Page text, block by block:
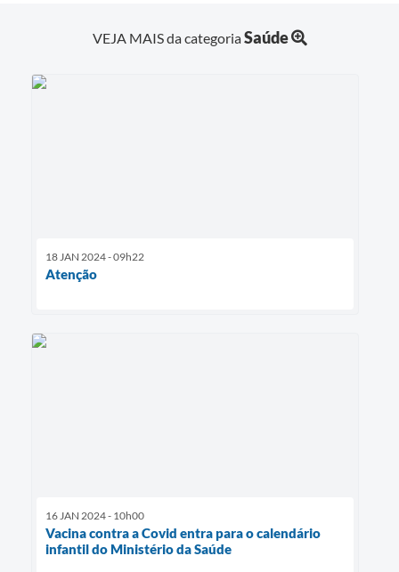
VEJA MAIS da categoriaSaúde
18 JAN 2024 - 09h22
Atenção
16 JAN 2024 - 10h00
Vacina contra a Covid entra para o calendário
infantil do Ministério da Saúde